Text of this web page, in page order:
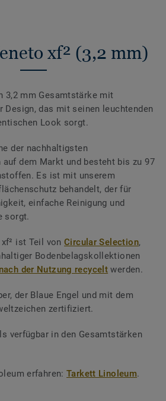
xf² (3,2 mm)
3,2 mm Gesamtstärke mit
das mit seinen leuchtenden
Look sorgt.
der nachhaltigsten
auf dem Markt und besteht bis zu 97
Es ist mit unserem
behandelt, der für
einfache Reinigung und
sorgt.
xf² ist Teil vonCircular Selection,
Bodenbelagskollektionen
nach der Nutzung recycelt werden.
der Blaue Engel und mit dem
zertifiziert.
verfügbar in den Gesamtstärken
erfahren:Tarkett Linoleum.